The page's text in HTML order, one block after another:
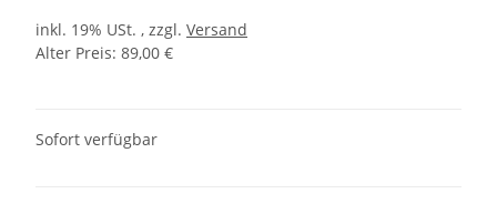
inkl. 19% USt. , zzgl. Versand
Alter Preis: 89,00 €
Sofort verfügbar